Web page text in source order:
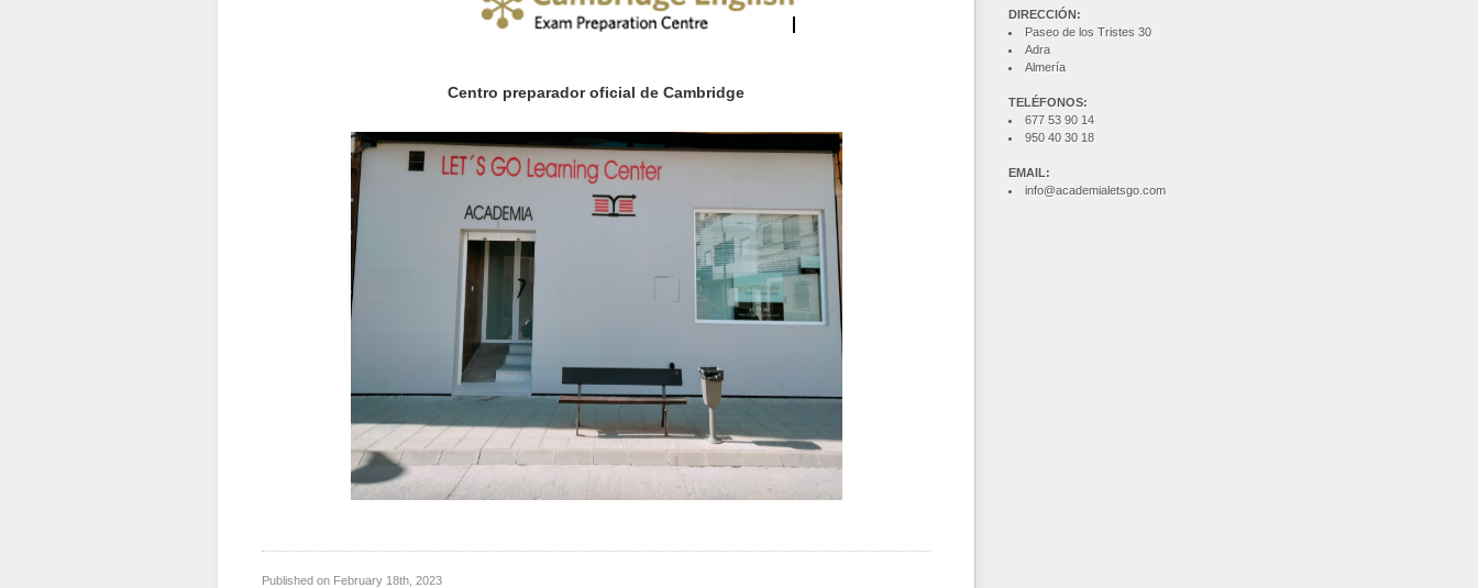
Centro preparador oficial de Cambridge
Published on February 18th, 2023
DIRECCIÓN:
Paseo de los Tristes 30
Adra
Almería
TELÉFONOS:
677 53 90 14
950 40 30 18
EMAIL:
info@academialetsgo.com